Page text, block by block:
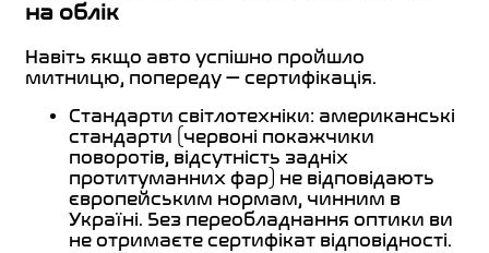
на облік
Навіть якщо авто успішно пройшло
митницю, попереду — сертифікація.
Стандарти світлотехніки: американські
стандарти (червоні покажчики
поворотів, відсутність задніх
протитуманних фар) не відповідають
європейським нормам, чинним в
Україні. Без переобладнання оптики ви
не отримаєте сертифікат відповідності.